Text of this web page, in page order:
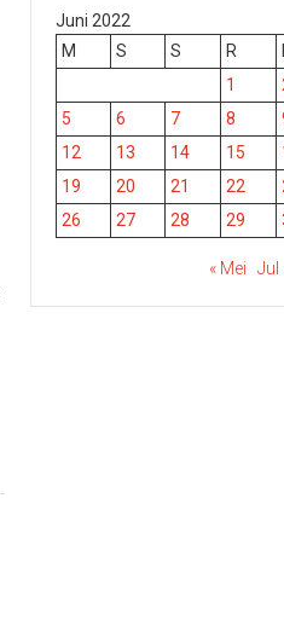
Juni 2022
M
S S R
1
5
6 7 8
12
13 14 15
19
20 21 22
26
27 28 29
« Mei Jul